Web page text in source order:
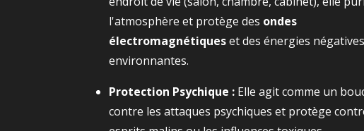
l'atmosphère et protège des ondes
électromagnétiqueset des énergies négatives
environnantes.
Protection Psychique : Elle agit comme un
contre les attaques psychiques et protège